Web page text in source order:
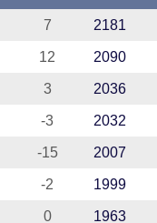
7 2181
12 2090
3 2036
-3 2032
-15 2007
-2 1999
0 1963